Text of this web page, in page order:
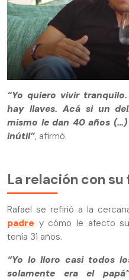
“Yo quiero vivir
hay llaves. Acá si un
mismo le dan 40 años
inútil”, afirmó.
La relación con su
Rafael se refirió a la
padre y cómo le afecto
tenía 31 años.
“Yo lo lloro casi todos
solamente era el